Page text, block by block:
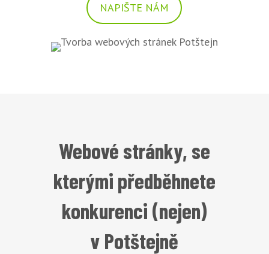
NAPIŠTE NÁM
Webové stránky, se
kterými předběhnete
konkurenci (nejen)
v Potštejně